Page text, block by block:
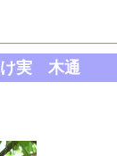
）あけ実